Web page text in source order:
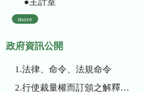
more
政府資訊公開
1.法律、命令、法規命令
2.行使裁量權而訂頒之解釋性規定及裁量基準